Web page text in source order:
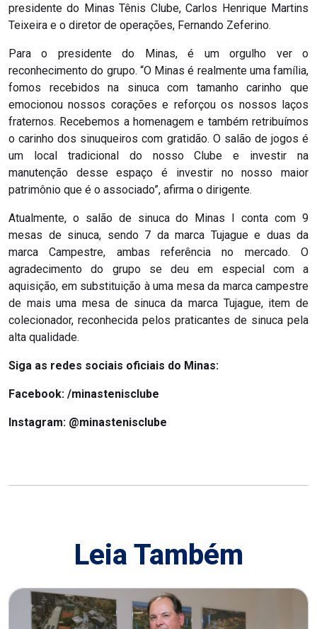
presidente do Minas Tênis Clube, Carlos Henrique Martins
Teixeira e o diretor de operações, Fernando Zeferino.
Para o presidente do Minas, é um orgulho ver o
reconhecimento do grupo. “O Minas é realmente uma família,
fomos recebidos na sinuca com tamanho carinho que
emocionou nossos corações e reforçou os nossos laços
fraternos. Recebemos a homenagem e também retribuímos
o carinho dos sinuqueiros com gratidão. O salão de jogos é
um local tradicional do nosso Clube e investir na
manutenção desse espaço é investir no nosso maior
patrimônio que é o associado”, afirma o dirigente.
Atualmente, o salão de sinuca do Minas I conta com 9
mesas de sinuca, sendo 7 da marca Tujague e duas da
marca Campestre, ambas referência no mercado. O
agradecimento do grupo se deu em especial com a
aquisição, em substituição à uma mesa da marca campestre
de mais uma mesa de sinuca da marca Tujague, item de
colecionador, reconhecida pelos praticantes de sinuca pela
alta qualidade.
Siga as redes sociais oficiais do Minas:
Facebook: /minastenisclube
Instagram: @minastenisclube
Leia Também